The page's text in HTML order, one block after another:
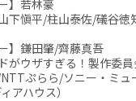
】若林豪
下愼平/柱山泰佐/礒谷
】鎌田肇/齊藤真吾
がウザすぎる！製作委
ぷらら/ソニー・ミュ
アハウス）